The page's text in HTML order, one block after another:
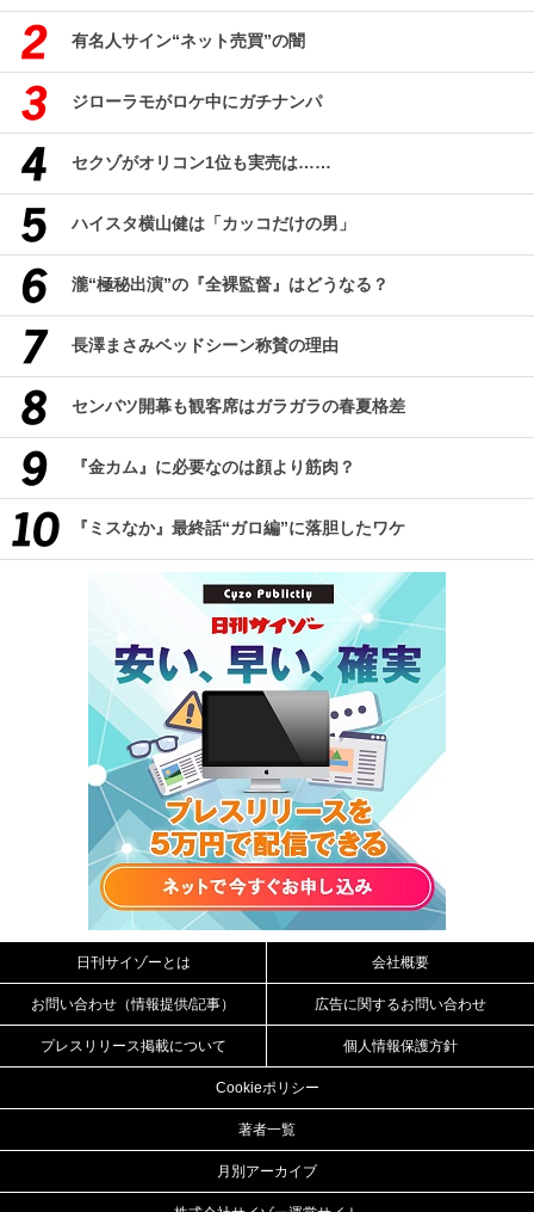
有名人サイン“ネット売買”の闇
ジローラモがロケ中にガチナンパ
セクゾがオリコン1位も実売は……
ハイスタ横山健は「カッコだけの男」
瀧“極秘出演”の『全裸監督』はどうなる？
長澤まさみベッドシーン称賛の理由
センバツ開幕も観客席はガラガラの春夏格差
『金カム』に必要なのは顔より筋肉？
『ミスなか』最終話“ガロ編”に落胆したワケ
日刊サイゾーとは 会社概要
お問い合わせ（情報提供/記事） 広告に関するお問い合わせ
プレスリリース掲載について 個人情報保護方針
Cookieポリシー
著者一覧
月別アーカイブ